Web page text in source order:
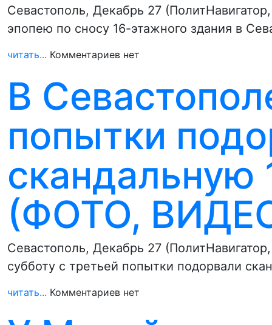
Севастополь, Декабрь 27
эпопею по сносу 16-этажного здания в
читать... Комментариев нет
В
попытки
скандальную
(ФОТО,
Севастополь, Декабрь 27
субботу с третьей попытки подорвали
читать... Комментариев нет